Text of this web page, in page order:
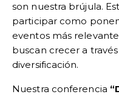
son nuestra brújula.
participar como
eventos más
buscan crecer a
diversificación.
Nuestra conferencia